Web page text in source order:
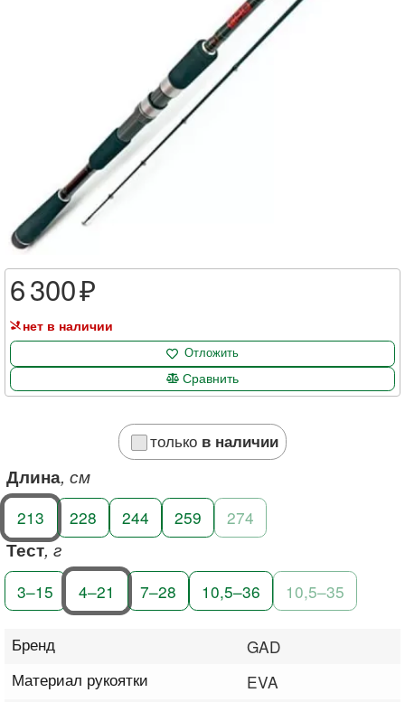
только в наличии
Длина, см
213 228 244 259 274
Тест, г
3–15 4–21 7–28 10,5–36 10,5–35
Бренд
GAD
Материал рукоятки
EVA
6 300
нет в наличии
Отложить
Сравнить